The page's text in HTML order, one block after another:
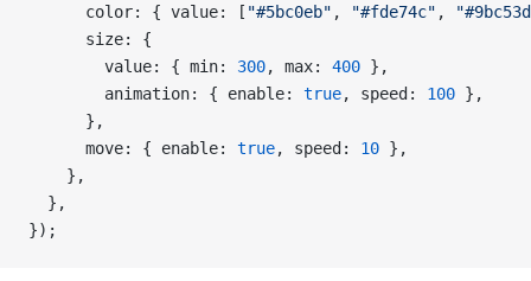
      color: { value: [
"#5bc0eb" , "#fde74c" ,
      size: {
        value: { min:
300, max: 400 },
        animation: { enable:
true, speed: 100 },
      },
      move: { enable:
true, speed: 10 },
    },
  },
});